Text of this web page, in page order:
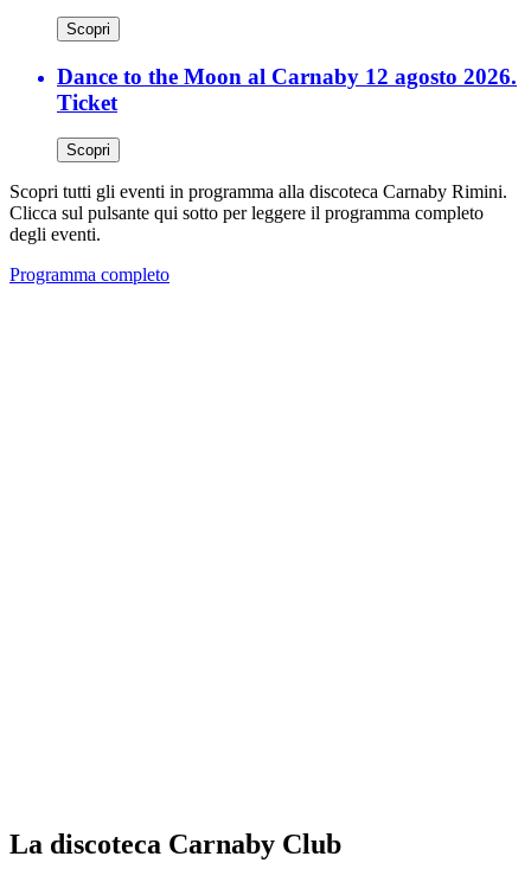
Scopri
Dance to the Moon al Carnaby 12 agosto 2026.
Ticket
Scopri
Scopri tutti gli eventi in programma alla discoteca Carnaby Rimini.
Clicca sul pulsante qui sotto per leggere il programma completo
degli eventi.
Programma completo
La discoteca Carnaby Club